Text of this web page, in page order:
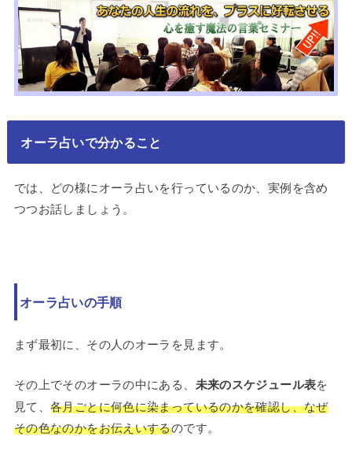
オーラ占いで分かること
では、どの様にオーラ占いを行っているのか、実例を含め
つつお話しましょう。
オーラ占いの手順
まず最初に、その人のオーラを見ます。
その上でそのオーラの中にある、 未来のスケジュール表を
見て、各月ごとに何色に染まっているのかを確認し、なぜ
その色なのかをお伝えいするのです。